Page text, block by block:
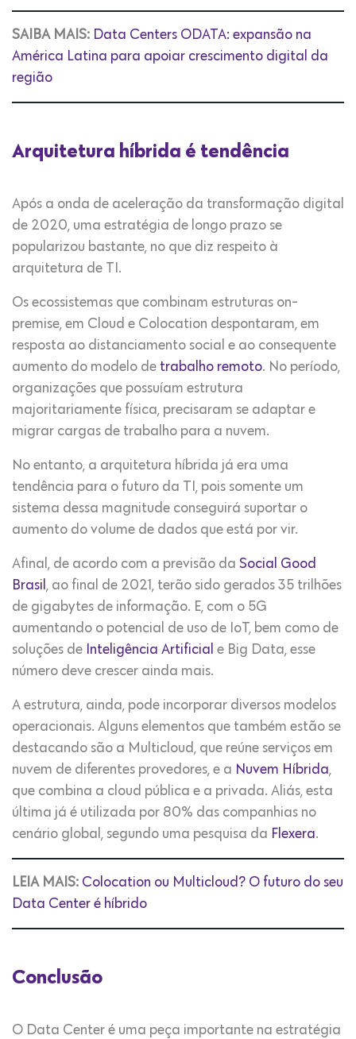
SAIBA MAIS: Data Centers ODATA: expansão na
América Latina para apoiar crescimento digital da
região
Arquitetura híbrida é tendência
Após a onda de aceleração da transformação digital
de 2020, uma estratégia de longo prazo se
popularizou bastante, no que diz respeito à
arquitetura de TI.
Os ecossistemas que combinam estruturas on-
premise, em Cloud e Colocation despontaram, em
resposta ao distanciamento social e ao consequente
aumento do modelo de trabalho remoto. No período,
organizações que possuíam estrutura
majoritariamente física, precisaram se adaptar e
migrar cargas de trabalho para a nuvem.
No entanto, a arquitetura híbrida já era uma
tendência para o futuro da TI, pois somente um
sistema dessa magnitude conseguirá suportar o
aumento do volume de dados que está por vir.
Afinal, de acordo com a previsão da Social Good
Brasil , ao final de 2021, terão sido gerados 35 trilhões
de gigabytes de informação. E, com o 5G
aumentando o potencial de uso de IoT, bem como de
soluções de Inteligência Artificial e Big Data, esse
número deve crescer ainda mais.
A estrutura, ainda, pode incorporar diversos modelos
operacionais. Alguns elementos que também estão se
destacando são a Multicloud, que reúne serviços em
nuvem de diferentes provedores, e a Nuvem Híbrida,
que combina a cloud pública e a privada. Aliás, esta
última já é utilizada por 80% das companhias no
cenário global, segundo uma pesquisa da Flexera.
LEIA MAIS: Colocation ou Multicloud? O futuro do seu
Data Center é híbrido
Conclusão
O Data Center é uma peça importante na estratégia